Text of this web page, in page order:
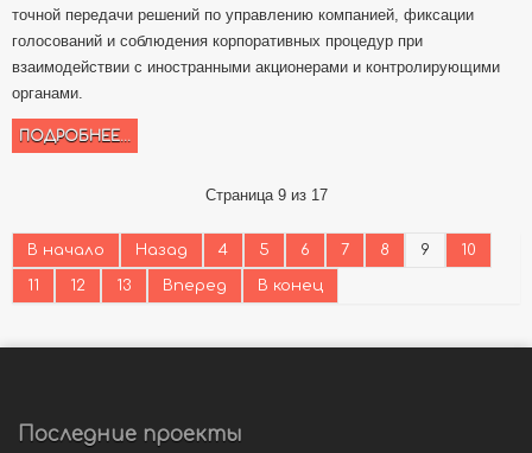
точной передачи решений по управлению компанией, фиксации
голосований и соблюдения корпоративных процедур при
взаимодействии с иностранными акционерами и контролирующими
органами.
ПОДРОБНЕЕ...
Страница 9 из 17
В начало Назад 4 5 6 7 8 9 10
11 12 13 Вперед В конец
Последние проекты